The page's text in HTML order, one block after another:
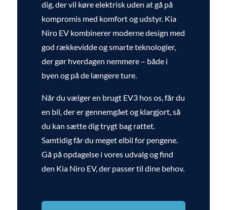
dig, der vil køre elektrisk uden at gå på
kompromis med komfort og udstyr. Kia
Niro EV kombinerer moderne design med
god rækkevidde og smarte teknologier,
der gør hverdagen nemmere – både i
byen og på de længere ture.
Når du vælger en brugt EV3 hos os, får du
en bil, der er gennemgået og klargjort, så
du kan sætte dig trygt bag rattet.
Samtidig får du meget elbil for pengene.
Gå på opdagelse i vores udvalg og find
den Kia Niro EV, der passer til dine behov.